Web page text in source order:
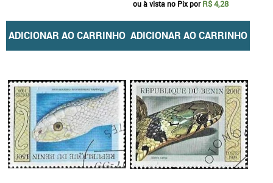
ADICIONAR AO CARRINHO
ou à vista no Pix porR$ 4,28
ADICIONAR AO CARRINHO